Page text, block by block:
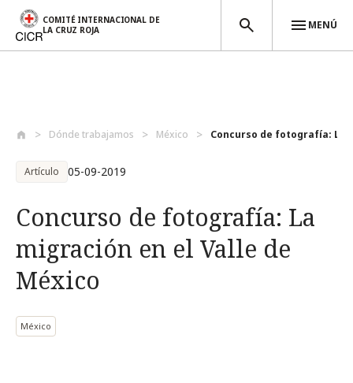
COMITÉ INTERNACIONAL DE
LA CRUZ ROJA
MENÚ
Dónde trabajamos México Concurso de fotografía: La
Artículo 05-09-2019
Concurso de fotografía: La
migración en el Valle de
México
México